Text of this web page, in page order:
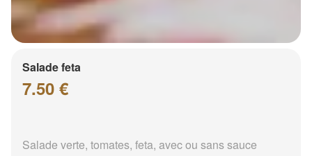
Salade feta
7.50 €
Salade verte, tomates, feta, avec ou sans sauce